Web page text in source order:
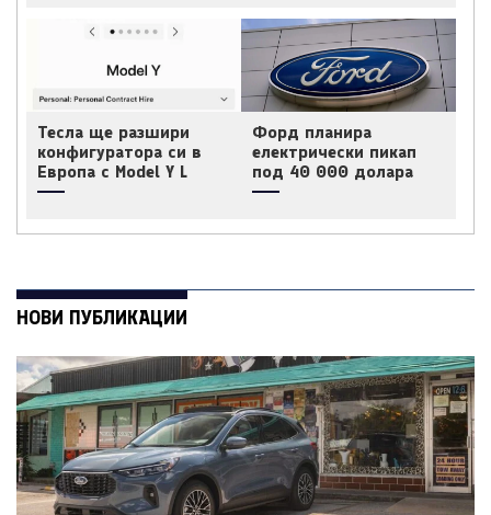
Тесла ще разшири
конфигуратора си в
Европа с Model Y L
Форд планира
електрически пикап
под 40 000 долара
НОВИ ПУБЛИКАЦИИ